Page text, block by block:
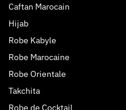
Caftan Marocain
Hijab
Robe Kabyle
Robe Marocaine
Robe Orientale
Takchita
Robe de Cocktail